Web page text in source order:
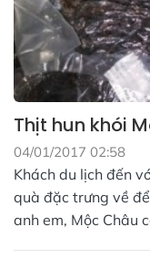
Thịt hun khói
04/01/2017 02:58
Khách du lịch đến
quà đặc trưng về
anh em, Mộc Châu